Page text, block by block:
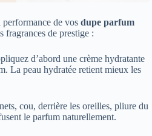
de vos dupe parfum
fragrances de prestige :
d’abord une crème hydratante
La peau hydratée retient mieux les
cou, derrière les oreilles, pliure du
le parfum naturellement.